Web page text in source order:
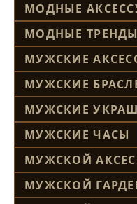
МОДНЫЕ
МОДНЫЕ ТРЕНДЫ
МУЖСКИЕ
МУЖСКИЕ
МУЖСКИЕ
МУЖСКИЕ ЧАСЫ
МУЖСКОЙ
МУЖСКОЙ